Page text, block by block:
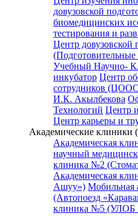
довузовской
биомедицинских
тестирования и
Центр довузовской
Учебный Научно-
инкубатор Центр
сотрудников
И.К. Акылбекова
Технологий Центр
Центр карьеры и
Академические клиники
Академическая
научный
клиника №2
Академическая
Ашуу») Мобильная
(Автопоезд
клиника №5 (УЛОБ